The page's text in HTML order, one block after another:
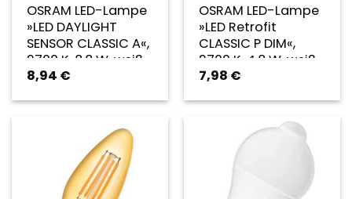
OSRAM LED-Lampe
»LED DAYLIGHT
SENSOR CLASSIC A«,
2700 K, 8,8 W, weiß
– weiss
8,94 €
OSRAM LED-Lampe
»LED Retrofit
CLASSIC P DIM«,
2700 K, 4,8 W, weiß
– weiss
7,98 €